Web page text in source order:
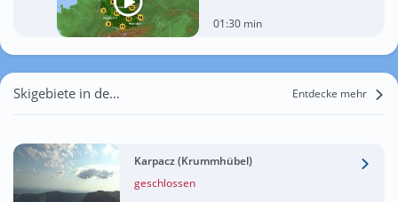
01:30 min
Skigebiete in der Nähe von Mysłów Entdecke mehr
Karpacz (Krummhübel)
geschlossen